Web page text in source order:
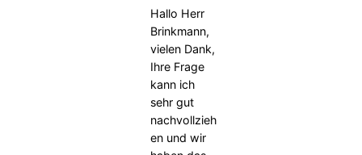
Hallo Herr
Brinkmann,
vielen Dank,
Ihre Frage
kann ich
sehr gut
nachvollzieh
en und wir